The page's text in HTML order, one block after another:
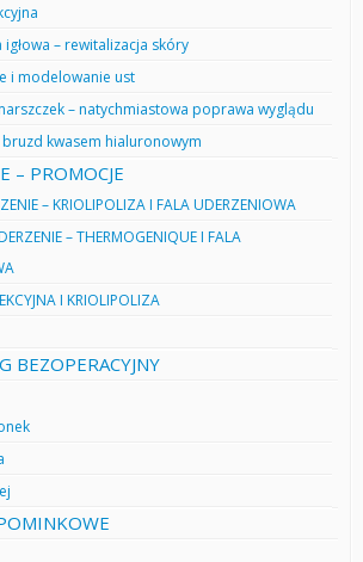
– rewitalizacja skóry
i modelowanie ust
– natychmiastowa poprawa wyglądu
bruzd kwasem hialuronowym
– PROMOCJE
– KRIOLIPOLIZA I FALA UDERZENIOWA
– THERMOGENIQUE I FALA
I KRIOLIPOLIZA
BEZOPERACYJNY